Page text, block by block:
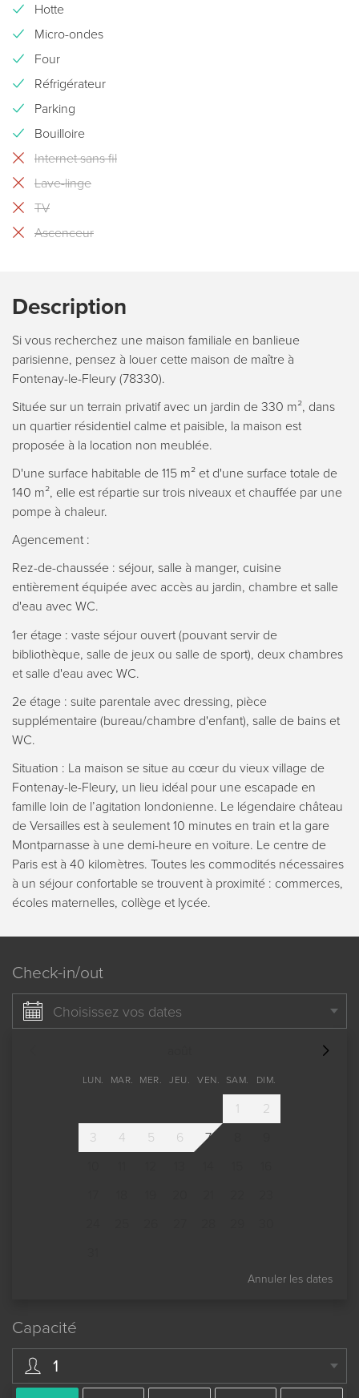
Hotte
Micro-ondes
Four
Réfrigérateur
Parking
Bouilloire
Internet sans fil
Lave-linge
TV
Ascenceur
Description
Si vous recherchez une maison familiale en banlieue
parisienne, pensez à louer cette maison de maître à
Fontenay-le-Fleury (78330).
Située sur un terrain privatif avec un jardin de 330 m², dans
un quartier résidentiel calme et paisible, la maison est
proposée à la location non meublée.
D'une surface habitable de 115 m² et d'une surface totale de
140 m², elle est répartie sur trois niveaux et chauffée par une
pompe à chaleur.
Agencement :
Rez-de-chaussée : séjour, salle à manger, cuisine
entièrement équipée avec accès au jardin, chambre et salle
d'eau avec WC.
1er étage : vaste séjour ouvert (pouvant servir de
bibliothèque, salle de jeux ou salle de sport), deux chambres
et salle d'eau avec WC.
2e étage : suite parentale avec dressing, pièce
supplémentaire (bureau/chambre d'enfant), salle de bains et
WC.
Situation : La maison se situe au cœur du vieux village de
Fontenay-le-Fleury, un lieu idéal pour une escapade en
famille loin de l’agitation londonienne. Le légendaire château
de Versailles est à seulement 10 minutes en train et la gare
Montparnasse à une demi-heure en voiture. Le centre de
Paris est à 40 kilomètres. Toutes les commodités nécessaires
à un séjour confortable se trouvent à proximité : commerces,
écoles maternelles, collège et lycée.
Check-in/out
Choisissez vos dates
LUN. MAR. MER. JEU. VEN. SAM. DIM.
1
2
3
4 5 6 7
Annuler les dates
Capacité
1